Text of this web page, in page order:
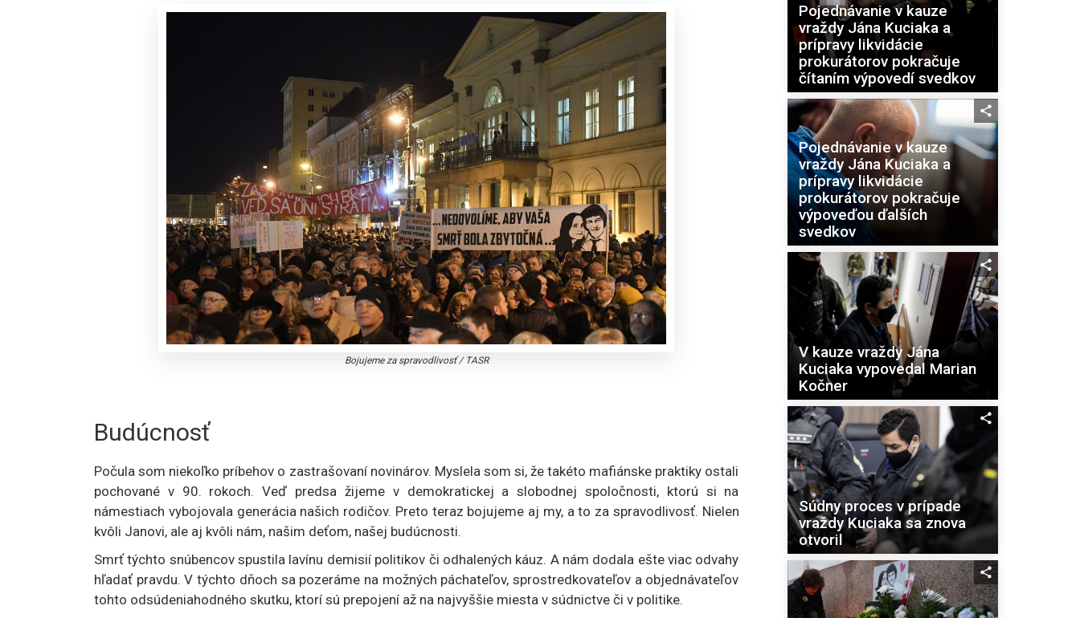
Bojujeme za spravodlivosť/ TASR
Budúcnosť
Počula som niekoľko príbehov o zastrašovaní novinárov. Myslela som si, že takéto mafiánske praktiky ostali
pochované v 90. rokoch. Veď predsa žijeme v demokratickej a slobodnej spoločnosti, ktorú si na
námestiach vybojovala generácia našich rodičov. Preto teraz bojujeme aj my, a to za spravodlivosť. Nielen
kvôli Janovi, ale aj kvôli nám, našim deťom, našej budúcnosti.
Smrť týchto snúbencov spustila lavínu demisií politikov či odhalených káuz. A nám dodala ešte viac odvahy
hľadať pravdu. V týchto dňoch sa pozeráme na možných páchateľov, sprostredkovateľov a objednávateľov
tohto odsúdeniahodného skutku, ktorí sú prepojení až na najvyššie miesta v súdnictve či v politike.
Pojednávanie v kauze
vraždy Jána Kuciaka a
prípravy likvidácie
prokurátorov pokračuje
čítaním výpovedí svedkov
Pojednávanie v kauze
vraždy Jána Kuciaka a
prípravy likvidácie
prokurátorov pokračuje
výpoveďou ďalších
svedkov
V kauze vraždy Jána
Kuciaka vypovedal Marian
Kočner
Súdny proces v prípade
vraždy Kuciaka sa znova
otvoril